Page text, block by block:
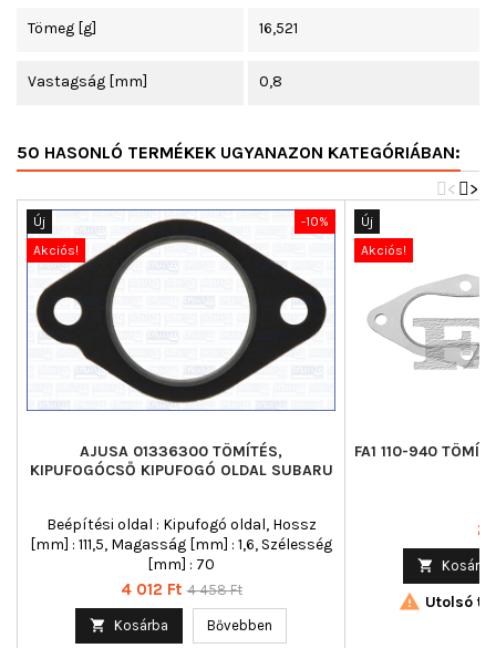
Tömeg [g] 16,521
Vastagság [mm] 0,8
50 HASONLÓ TERMÉKEK UGYANAZON KATEGÓRIÁBAN:
>
<
-10%
Új
Akciós!
AJUSA 01336300 TÖMÍTÉS,
KIPUFOGÓCSŐ KIPUFOGÓ OLDAL SUBARU
Beépítési oldal : Kipufogó oldal, Hossz
[mm] : 111,5, Magasság [mm] : 1,6, Szélesség
[mm] : 70
Ár
4 012 Ft Normál
4 458 Ft
 Kosárba Bővebben
Új
Akciós!
FA1 110-940
Ár2
 Kosárba
 Utolsó